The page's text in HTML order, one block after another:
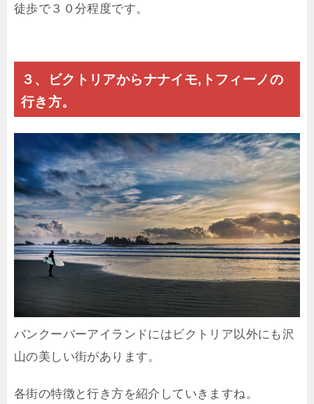
徒歩で３０分程度です。
３、ビクトリアからナナイモ,トフィーノの
行き方。
バンクーバーアイランドにはビクトリア以外にも沢
山の美しい街があります。
各街の特徴と行き方を紹介していきますね。